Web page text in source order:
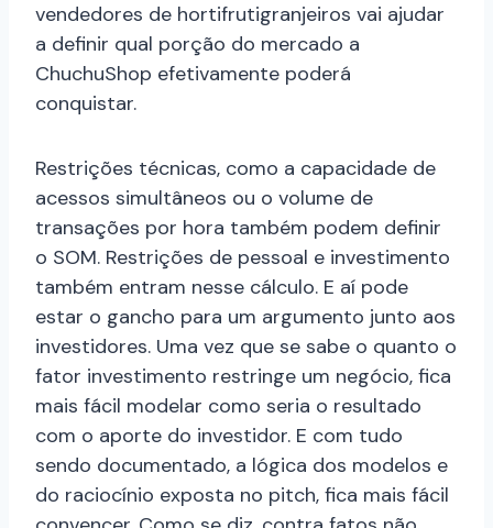
vendedores de hortifrutigranjeiros vai ajudar
a definir qual porção do mercado a
ChuchuShop efetivamente poderá
conquistar.
Restrições técnicas, como a capacidade de
acessos simultâneos ou o volume de
transações por hora também podem definir
o SOM. Restrições de pessoal e investimento
também entram nesse cálculo. E aí pode
estar o gancho para um argumento junto aos
investidores. Uma vez que se sabe o quanto o
fator investimento restringe um negócio, fica
mais fácil modelar como seria o resultado
com o aporte do investidor. E com tudo
sendo documentado, a lógica dos modelos e
do raciocínio exposta no pitch, fica mais fácil